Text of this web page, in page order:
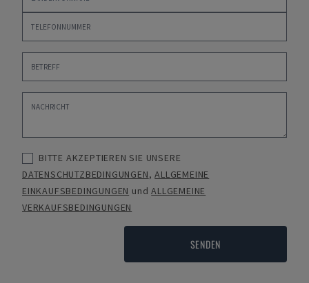
BITTE AKZEPTIEREN SIE UNSERE
DATENSCHUTZBEDINGUNGEN,ALLGEMEINE
EINKAUFSBEDINGUNGEN undALLGEMEINE
VERKAUFSBEDINGUNGEN
SENDEN